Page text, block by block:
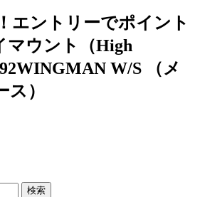
エントリーでポイント
マウント（High
W/S （メ
）